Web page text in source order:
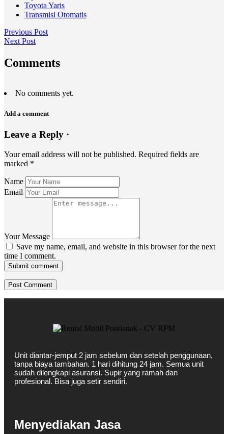
Toyota Yaris
Transmisi Otomatis
Previous Post
Next Post
Comments
No comments yet.
Add a comment
Leave a Reply ·
Your email address will not be published. Required fields are
marked *
Name
Email
Your Message
Save my name, email, and website in this browser for the next
time I comment.
Submit comment
Unit diantar-jemput 2 jam sebelum dan setelah penggunaan,
tanpa biaya tambahan. 1 hari dihitung 24 jam. Semua unit
sudah dilengkapi asuransi. Supir yang ramah dan
profesional. Bisa juga setir sendiri.
Menyediakan Jasa